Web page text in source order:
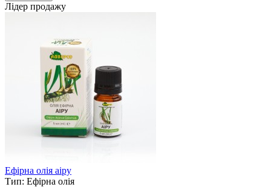
Лідер продажу
Ефірна олія аіру
Тип: Ефірна олія